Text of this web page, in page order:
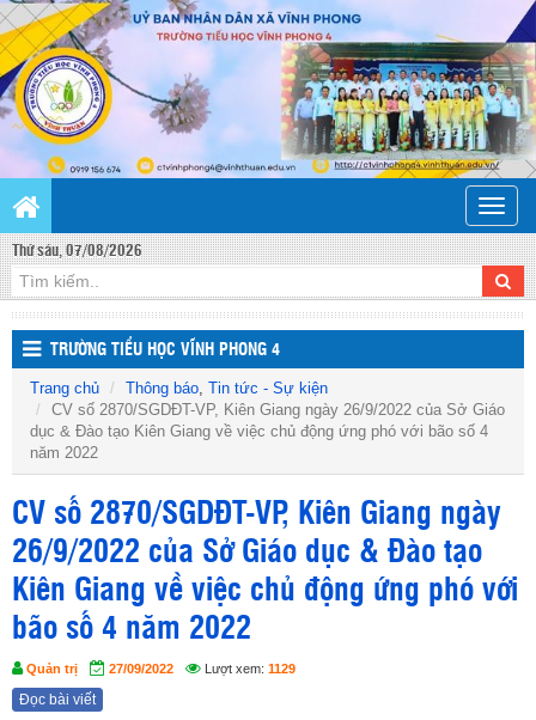
Toggle
Thứ sáu, 07/08/2026
TRƯỜNG TIỂU HỌC VĨNH PHONG 4
Trang chủ Thông báo, Tin tức - Sự kiện
CV số 2870/SGDĐT-VP, Kiên Giang ngày 26/9/2022 của Sở Giáo
dục & Đào tạo Kiên Giang về việc chủ động ứng phó với bão số 4
năm 2022
CV số 2870/SGDĐT-VP, Kiên Giang ngày
26/9/2022 của Sở Giáo dục & Đào tạo
Kiên Giang về việc chủ động ứng phó với
bão số 4 năm 2022
Quản trị 27/09/2022 Lượt xem: 1129
Đọc bài viết